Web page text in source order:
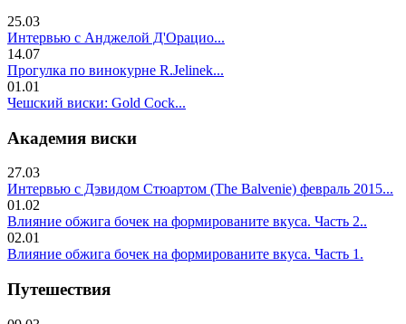
25.03
Интервью с Анджелой Д'Орацио...
14.07
Прогулка по винокурне R.Jelinek...
01.01
Чешский виски: Gold Cock...
Академия виски
27.03
Интервью с Дэвидом Стюартом (The Balvenie) февраль 2015...
01.02
Влияние обжига бочек на формированите вкуса. Часть 2..
02.01
Влияние обжига бочек на формированите вкуса. Часть 1.
Путешествия